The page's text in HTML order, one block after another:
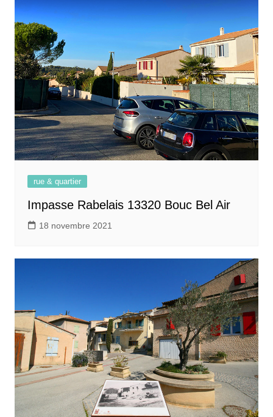
rue & quartier
Impasse Rabelais 13320 Bouc Bel Air
18 novembre 2021